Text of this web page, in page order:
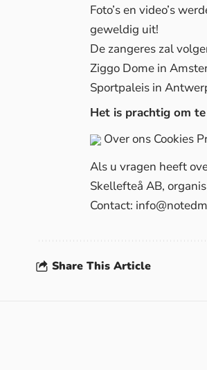
Foto’s en video’s
geweldig uit!
De zangeres zal
Ziggo Dome in
Sportpaleis in
Het is prachtig om
Over ons Cookies
Als u vragen heeft
Skellefteå AB,
Contact:
Share This Article